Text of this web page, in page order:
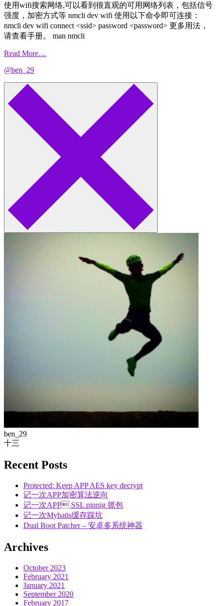
使用wifi搜索网络,可以看到很直观的可用网络列表，包括信号
强度，加密方式等 nmcli dev wifi 使用以下命令即可连接：
nmcli dev wifi connect <ssid> password <password> 更多用法，
请查看手册。 man nmcli
Read More…
@ben_29
ben_29
十三
Recent Posts
Protected: Keep APP AES key decrypt
记一次APP加密算法逆向
记一次APP SSL pinnig 抓包
记一次Mybatis缓存踩坑
Dual Boot Patcher – 安卓多系统神器
Archives
October 2023
February 2021
January 2021
September 2020
February 2017